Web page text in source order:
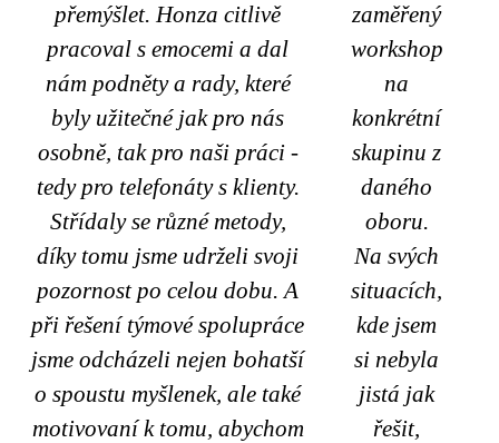
přemýšlet. Honza citlivě
pracoval s emocemi a dal
nám podněty a rady, které
byly užitečné jak pro nás
osobně, tak pro naši práci -
tedy pro telefonáty s klienty.
Střídaly se různé metody,
díky tomu jsme udrželi svoji
pozornost po celou dobu. A
při řešení týmové spolupráce
jsme odcházeli nejen bohatší
o spoustu myšlenek, ale také
motivovaní k tomu, abychom
zaměřený
workshop
na
konkrétní
skupinu z
daného
oboru.
Na svých
situacích,
kde jsem
si nebyla
jistá jak
řešit,